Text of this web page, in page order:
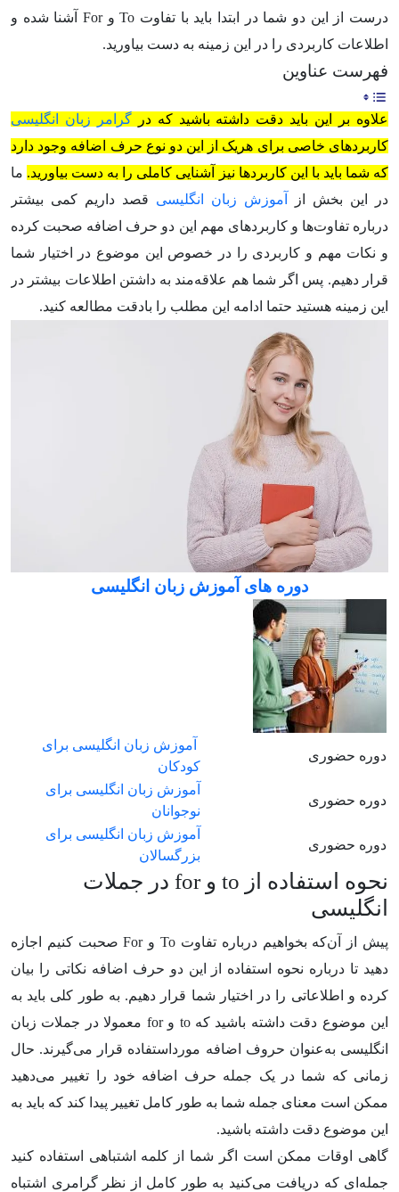
درست از این دو شما در ابتدا باید با تفاوت ToوFor
آشنا شده و
اطلاعات کاربردی را در این زمینه به دست بیاورید.
فهرست عناوین
علاوه بر این باید دقت داشته باشید که درگرامر زبان انگلیسی
کاربردهای خاصی برای هریک از این دو نوع حرف اضافه وجود دارد
که شما باید با این کاربردها نیز آشنایی کاملی را به دست بیاورید. ما
در این بخش از
آموزش زبان انگلیسی قصد داریم کمی بیشتر
درباره تفاوت‌ها و کاربردهای مهم این دو حرف اضافه صحبت کرده
و نکات مهم و کاربردی را در خصوص این موضوع در اختیار شما
قرار دهیم. پس اگر شما هم علاقه‌مند به داشتن اطلاعات بیشتر در
این زمینه هستید حتما ادامه این مطلب را بادقت مطالعه کنید.
دوره های آموزش زبان انگلیسی
دوره حضوری
آموزش زبان انگلیسی برای
کودکان
دوره حضوری
آموزش زبان انگلیسی برای
نوجوانان
دوره حضوری
آموزش زبان انگلیسی برای
بزرگسالان
نحوه استفاده از to وfor در جملات
انگلیسی
پیش از ‌آن‌که بخواهیم درباره تفاوت ToوFor صحبت کنیم اجازه
دهید تا درباره نحوه استفاده از این دو حرف اضافه نکاتی را بیان
کرده و اطلاعاتی را در اختیار شما قرار دهیم. به طور کلی باید به
این موضوع دقت داشته باشید کهto وfor معمولا در جملات زبان
انگلیسی به‌عنوان حروف اضافه مورداستفاده قرار می‌گیرند. حال
زمانی که شما در یک جمله حرف اضافه خود را تغییر می‌دهید
ممکن است معنای جمله شما به طور کامل تغییر پیدا کند که باید به
این موضوع دقت داشته باشید.
گاهی اوقات ممکن است اگر شما از کلمه اشتباهی استفاده کنید
جمله‌ای که دریافت می‌کنید به طور کامل از نظر گرامری اشتباه